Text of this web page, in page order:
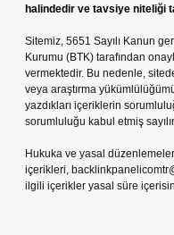
halindedir ve tavsiye niteliği
Sitemiz, 5651 Sayılı Kanun
Kurumu (BTK) tarafından
vermektedir. Bu nedenle,
veya araştırma
yazdıkları içeriklerin
sorumluluğu kabul etmiş
Hukuka ve yasal
içerikleri,
ilgili içerikler yasal süre